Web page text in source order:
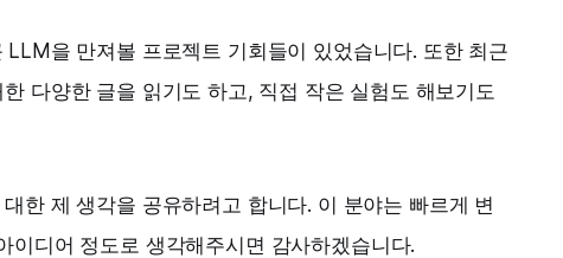
을 만져볼 프로젝트 기회들이 있었습니다. 또한 최근
다양한 글을 읽기도 하고, 직접 작은 실험도 해보기도
한 제 생각을 공유하려고 합니다. 이 분야는 빠르게 변
이디어 정도로 생각해주시면 감사하겠습니다.